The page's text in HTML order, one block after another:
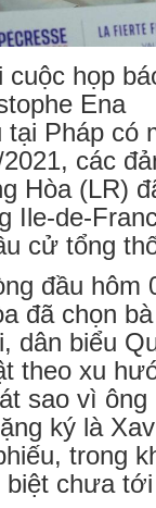
cuộc họp
Ena
tại Pháp
các
Hòa (LR)
Ile-de-
cử tổng
đầu hôm
đã chọn
dân biểu
theo xu
sao vì
ký là
trong
chưa